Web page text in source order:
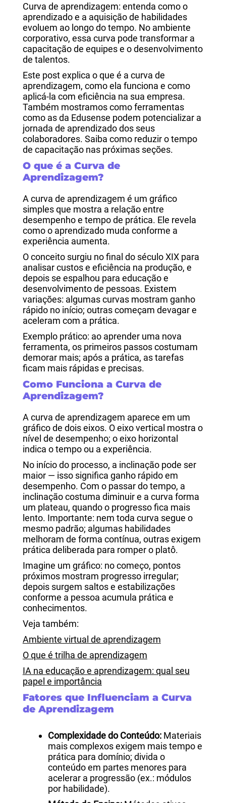
Curva de aprendizagem: entenda como o
aprendizado e a aquisição de habilidades
evoluem ao longo do tempo. No ambiente
corporativo, essa curva pode transformar a
capacitação de equipes e o desenvolvimento
de talentos.
Este post explica o que é a curva de
aprendizagem, como ela funciona e como
aplicá-la com eficiência na sua empresa.
Também mostramos como ferramentas
como as da Edusense podem potencializar a
jornada de aprendizado dos seus
colaboradores. Saiba como reduzir o tempo
de capacitação nas próximas seções.
O que é a Curva de
Aprendizagem?
A curva de aprendizagem é um gráfico
simples que mostra a relação entre
desempenho e tempo de prática. Ele revela
como o aprendizado muda conforme a
experiência aumenta.
O conceito surgiu no final do século XIX para
analisar custos e eficiência na produção, e
depois se espalhou para educação e
desenvolvimento de pessoas. Existem
variações: algumas curvas mostram ganho
rápido no início; outras começam devagar e
aceleram com a prática.
Exemplo prático: ao aprender uma nova
ferramenta, os primeiros passos costumam
demorar mais; após a prática, as tarefas
ficam mais rápidas e precisas.
Como Funciona a Curva de
Aprendizagem?
A curva de aprendizagem aparece em um
gráfico de dois eixos. O eixo vertical mostra o
nível de desempenho; o eixo horizontal
indica o tempo ou a experiência.
No início do processo, a inclinação pode ser
maior — isso significa ganho rápido em
desempenho. Com o passar do tempo, a
inclinação costuma diminuir e a curva forma
um plateau, quando o progresso fica mais
lento. Importante: nem toda curva segue o
mesmo padrão; algumas habilidades
melhoram de forma contínua, outras exigem
prática deliberada para romper o platô.
Imagine um gráfico: no começo, pontos
próximos mostram progresso irregular;
depois surgem saltos e estabilizações
conforme a pessoa acumula prática e
conhecimentos.
Veja também:
Ambiente virtual de aprendizagem
O que é trilha de aprendizagem
IA na educação e aprendizagem: qual seu
papel e importância
Fatores que Influenciam a Curva
de Aprendizagem
Complexidade do Conteúdo:Materiais
mais complexos exigem mais tempo e
prática para domínio; divida o
conteúdo em partes menores para
acelerar a progressão (ex.: módulos
por habilidade).